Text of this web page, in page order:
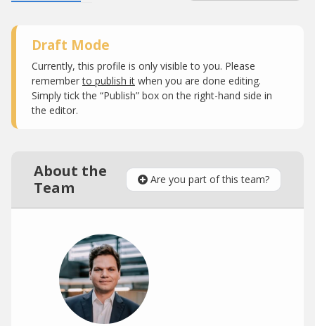
Draft Mode
Currently, this profile is only visible to you. Please
rememberto publish it when you are done editing.
Simply tick the “Publish” box on the right-hand side in
the editor.
About the
Team
Are you part of this team?